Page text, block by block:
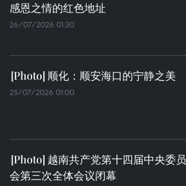
感恩之情的红色地址
26/07/2026 01:30
顺化：顺安海口的宁静之美
25/07/2026 01:00
越南共产党第十四届中央委员
会第三次全体会议闭幕